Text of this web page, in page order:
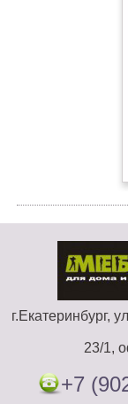
г.Екатеринбург,
23/1,
+7